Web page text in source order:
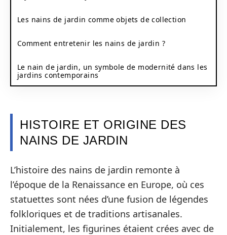
Les nains de jardin comme objets de collection
Comment entretenir les nains de jardin ?
Le nain de jardin, un symbole de modernité dans les
jardins contemporains
HISTOIRE ET ORIGINE DES
NAINS DE JARDIN
L’histoire des nains de jardin remonte à
l’époque de la Renaissance en Europe, où ces
statuettes sont nées d’une fusion de légendes
folkloriques et de traditions artisanales.
Initialement, les figurines étaient crées avec de